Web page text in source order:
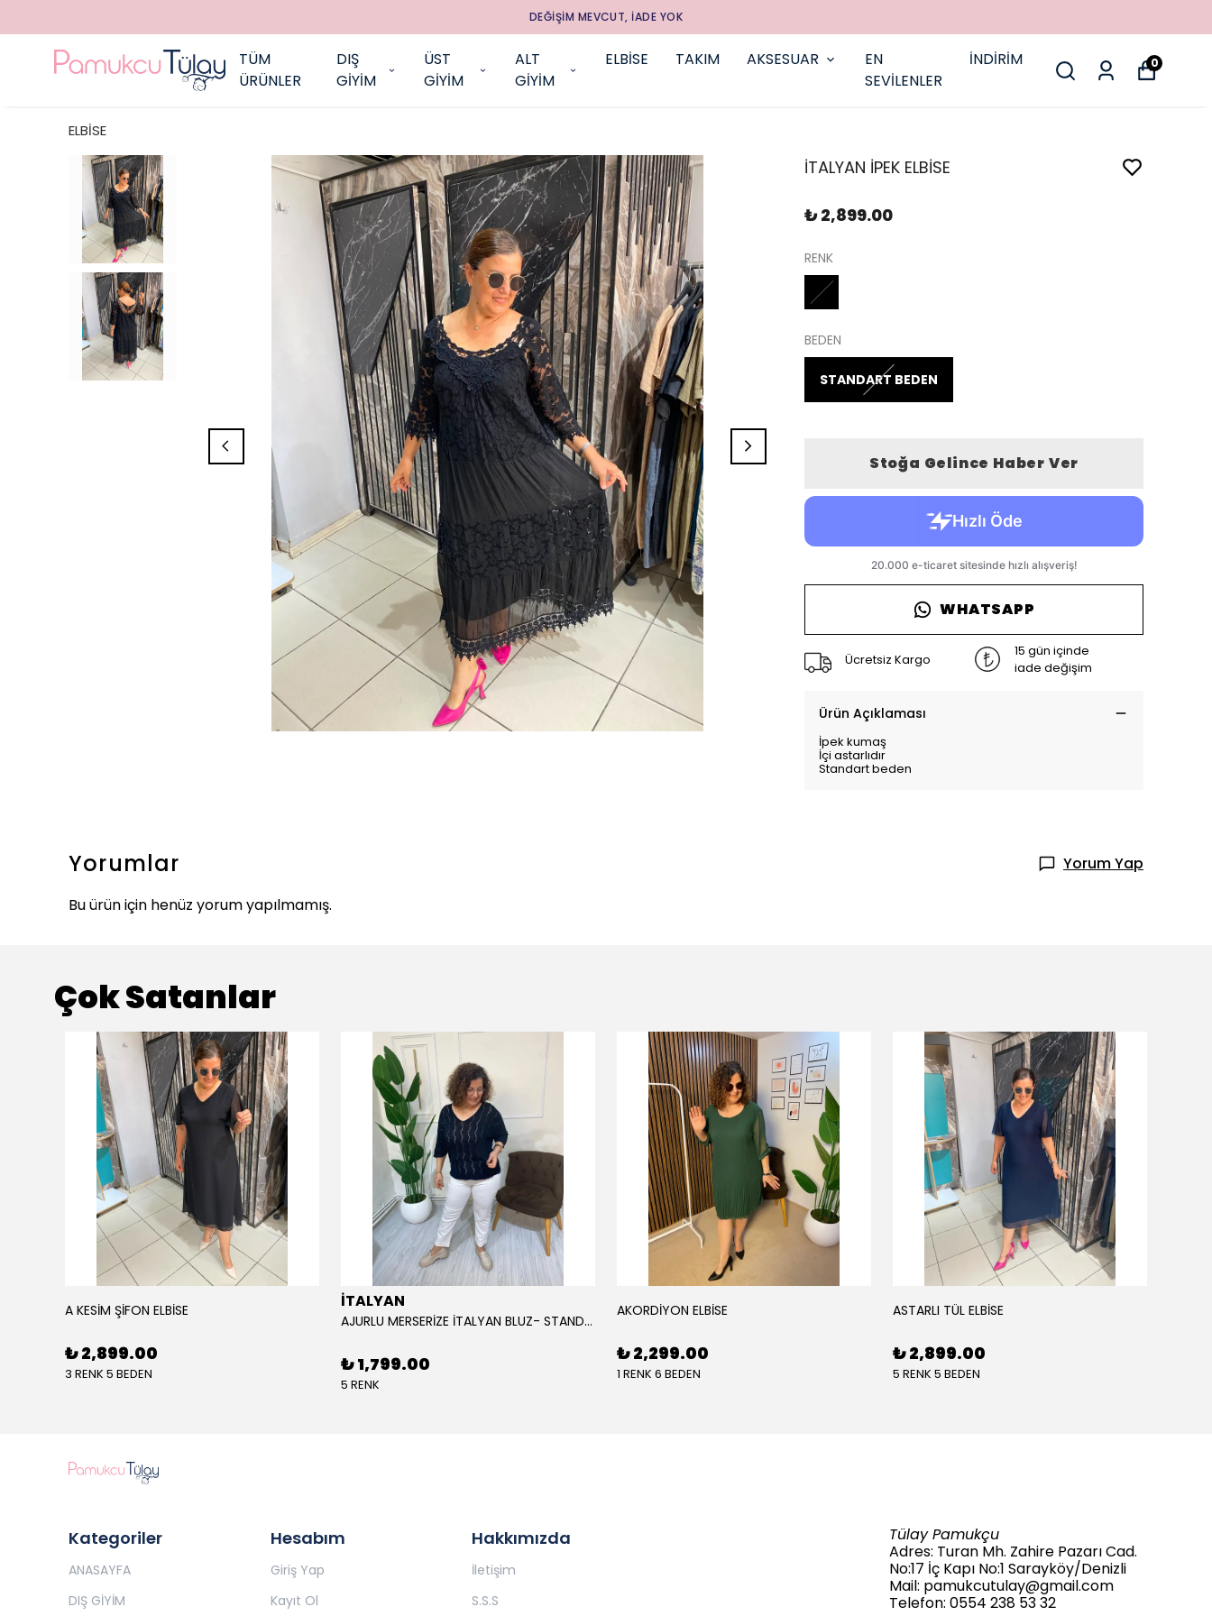
DEĞİŞİM MEVCUT, İADE YOK
TÜM
ÜRÜNLER
DIŞ
GİYİM
ÜST
GİYİM
ALT
GİYİM
ELBİSE TAKIM AKSESUAR
EN
SEVİLENLER
İNDİRİM 0
ELBİSE
İTALYAN İPEK ELBİSE
₺ 2,899.00
RENK
BEDEN
STANDART BEDEN
Stoğa Gelince Haber Ver
WHATSAPP
Ücretsiz Kargo
15 gün içinde
iade değişim
Ürün Açıklaması
İpek kumaş
İçi astarlıdır
Standart beden
Yorumlar
Yorum Yap
Bu ürün için henüz yorum yapılmamış.
Çok Satanlar
A KESİM ŞİFON ELBİSE
₺ 2,899.00
3 RENK 5 BEDEN
İTALYAN
AJURLU MERSERİZE İTALYAN BLUZ- STANDART BEDEN - SİYAH
₺ 1,799.00
5 RENK
AKORDİYON ELBİSE
₺ 2,299.00
1 RENK 6 BEDEN
ASTARLI TÜL ELBİSE
₺ 2,899.00
5 RENK 5 BEDEN
Kategoriler
ANASAYFA
DIŞ GİYİM
Hesabım
Giriş Yap
Kayıt Ol
Hakkımızda
İletişim
S.S.S
Tülay Pamukçu
Adres: Turan Mh. Zahire Pazarı Cad.
No:17 İç Kapı No:1 Sarayköy/Denizli
Mail: pamukcutulay@gmail.com
Telefon: 0554 238 53 32